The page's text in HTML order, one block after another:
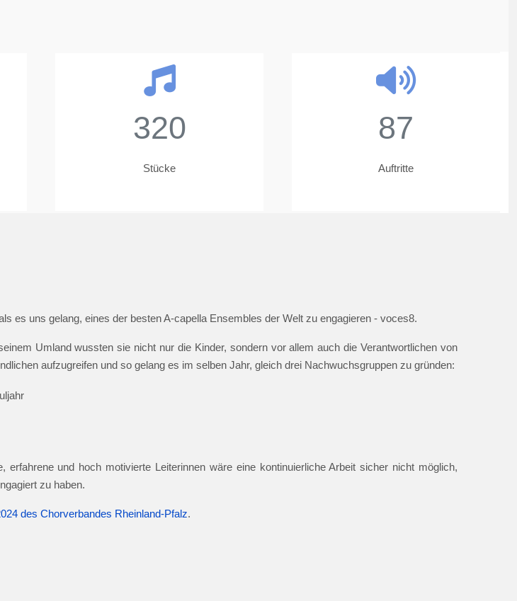
320
Stücke
87
Auftritte
es uns gelang, eines der besten A-capella Ensembles der Welt zu engagieren - voces8.
Umland wussten sie nicht nur die Kinder, sondern vor allem auch die Verantwortlichen von
aufzugreifen und so gelang es im selben Jahr, gleich drei Nachwuchsgruppen zu gründen:
und hoch motivierte Leiterinnen wäre eine kontinuierliche Arbeit sicher nicht möglich,
zu haben.
des Chorverbandes Rheinland-Pfalz.